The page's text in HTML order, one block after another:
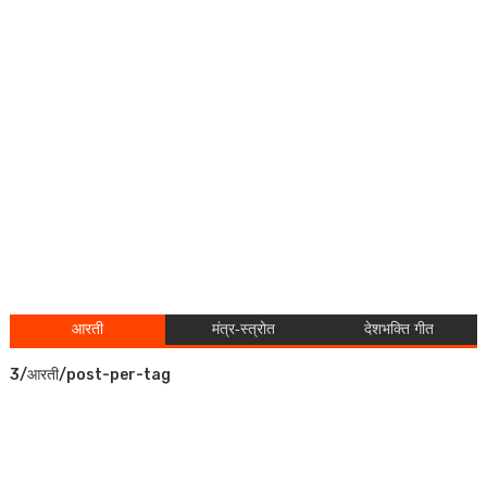
आरती मंत्र-स्त्रोत देशभक्ति गीत
3/आरती/post-per-tag